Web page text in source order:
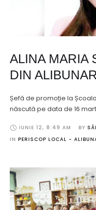
ALINA MARIA
DIN
Șefă de promoție la
născută pe data de 16
IUNIE 12, 8:49 AM BY
IN PERISCOP LOCAL -